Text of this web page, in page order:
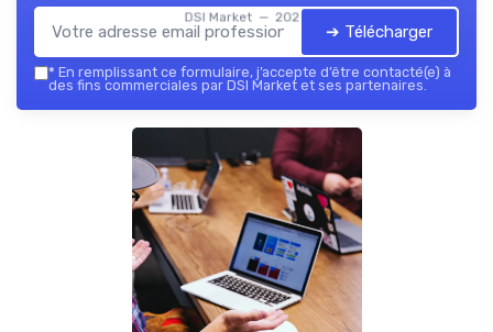
DSI Market — 2026
➔ Télécharger
* En remplissant ce formulaire, j’accepte d’être contacté(e) à
des fins commerciales par DSI Market et ses partenaires.